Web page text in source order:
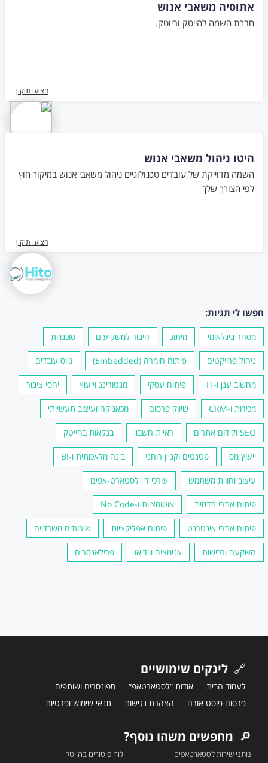
אתוסיה משאבי אנוש
חברת השמה להייטק וביוטק.
הציעו תיקון
היטו ניהול משאבי אנוש
השמה מדוייקת של עובדים טכנולוגיים ניהול משאבי אנוש במיקור חוץ
לפי הצורך שלך
הציעו תיקון
חפשו לי תגיות:
מסחר בינלאומי מיתוג חיבור למשקיעים סוכנויות
ניהול פרויקטים פיתוח חומרה (Embedded) גיוס עובדים
מחשוב ענן ו-IT פיתוח עסקי מנטורינג וייעוץ יחסי ציבור
מכירות ו-CRM שיווק פרסום מכאניקה ועיצוב תעשייתי
SEO וקידום אתרים ראיית חשבון בנקאות בהייטק
ייעוץ מס פטנטים וקניין רוחני בינה מלאכותית ו-BI
עיצוב וחווית משתמש עורכי דין לסטארט-אפים
פיתוח אתרי תדמית אוטומציות ו-No Code
פיתוח אתרי אינטרנט פיתוח אפליקציות שירותים משרדיים
השקעה ורכישות אנימציה ווידיאו פרילאנסרים
🔗 לינקים שימושיים
לעמוד הבית אודות ״לסטארטאפ״
ספונסרים ושותפים
פרסום פוסט אורח
הצהרת נגישות תנאי שימוש ופרטיות
🔎 מחפשים משהו נוסף?
נותני שירות לסטארטאפים לוח פיטורים בהייטק